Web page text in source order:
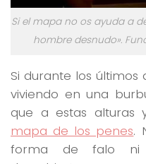
Si el mapa no os ayuda a
hombre desnudo».
Si durante los últimos
viviendo en una
que a estas alturas
mapa de los penes.
forma de falo ni